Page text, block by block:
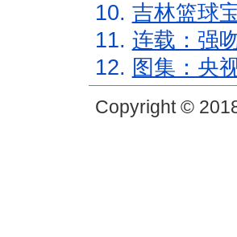
10. 吉林篮球
11. 连载：强
12. 图集：央
Copyright ©